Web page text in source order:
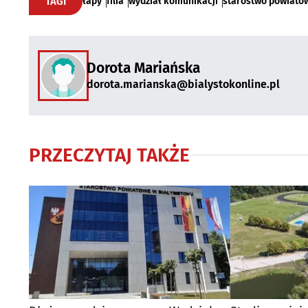
Dorota Mariańska
dorota.marianska@bialystokonline.pl
PRZECZYTAJ TAKŻE